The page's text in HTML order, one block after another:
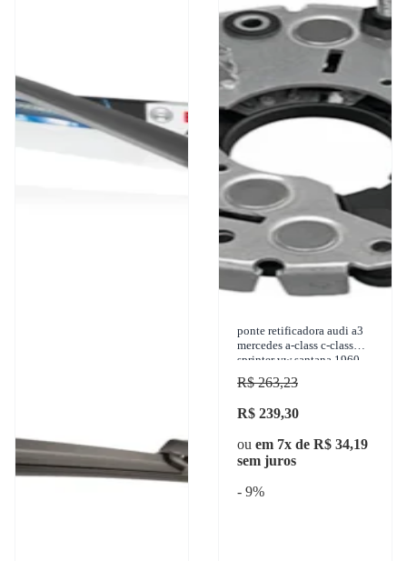
ponte retificadora audi a3
mercedes a-class c-class
sprinter vw santana 1960-
2019 gauss - ga1710
R$ 263,23
R$ 239,30
ou em 7x de R$ 34,19
sem juros
- 9%